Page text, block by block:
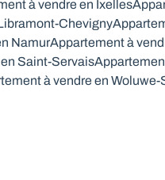
à vendre en Ixelles
Chevigny
NamurAppartement à
Saint-Servais
à vendre en